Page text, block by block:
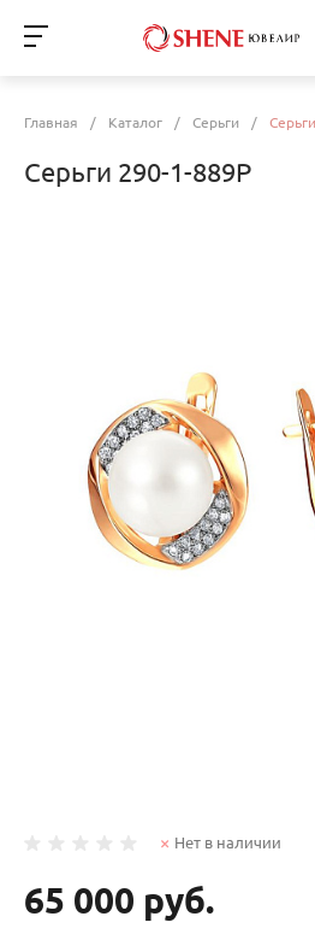
Главная / Каталог / Серьги /
Серьги 290-1-889Р
Нет в наличии
65 000 руб.